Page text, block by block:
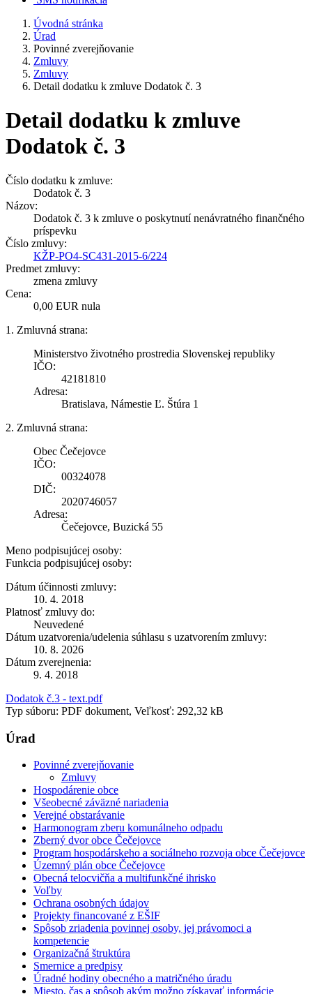
Úvodná stránka
Úrad
Povinné zverejňovanie
Zmluvy
Zmluvy
Detail dodatku k zmluve Dodatok č. 3
Detail dodatku k zmluve
Dodatok č. 3
Číslo dodatku k zmluve:
Dodatok č. 3
Názov:
Dodatok č. 3 k zmluve o poskytnutí nenávratného finančného
príspevku
Číslo zmluvy:
KŽP-PO4-SC431-2015-6/224
Predmet zmluvy:
zmena zmluvy
Cena:
0,00 EUR nula
1. Zmluvná strana:
Ministerstvo životného prostredia Slovenskej republiky
IČO:
42181810
Adresa:
Bratislava, Námestie Ľ. Štúra 1
2. Zmluvná strana:
Obec Čečejovce
IČO:
00324078
DIČ:
2020746057
Adresa:
Čečejovce, Buzická 55
Meno podpisujúcej osoby:
Funkcia podpisujúcej osoby:
Dátum účinnosti zmluvy:
10. 4. 2018
Platnosť zmluvy do:
Neuvedené
Dátum uzatvorenia/udelenia súhlasu s uzatvorením zmluvy:
10. 8. 2026
Dátum zverejnenia:
9. 4. 2018
Dodatok č.3 - text.pdf
Typ súboru: PDF dokument, Veľkosť: 292,32 kB
Úrad
Povinné zverejňovanie
Zmluvy
Hospodárenie obce
Všeobecné záväzné nariadenia
Verejné obstarávanie
Harmonogram zberu komunálneho odpadu
Zberný dvor obce Čečejovce
Program hospodárskeho a sociálneho rozvoja obce Čečejovce
Územný plán obce Čečejovce
Obecná telocvičňa a multifunkčné ihrisko
Voľby
Ochrana osobných údajov
Projekty financované z EŠIF
Spôsob zriadenia povinnej osoby, jej právomoci a
kompetencie
Organizačná štruktúra
Smernice a predpisy
Úradné hodiny obecného a matričného úradu
Miesto, čas a spôsob akým možno získavať informácie